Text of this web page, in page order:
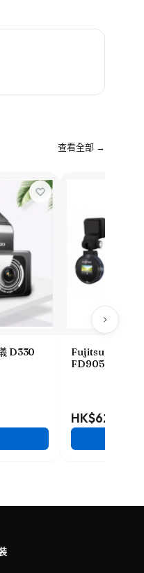
查看全部 →
D330
Fujitsu 全高清
FD905
HK$628